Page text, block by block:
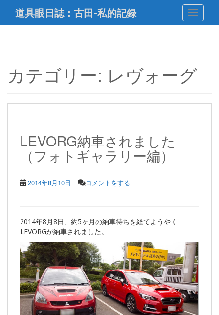
i
道具眼日誌：古田-私的記録 Toggle
カテゴリー: レヴォーグ
LEVORG納車されました
（フォトギャラリー編）
2014年8月10日 コメントをする
2014年8月8日、約5ヶ月の納車待ちを経てようやく
LEVORGが納車されました。